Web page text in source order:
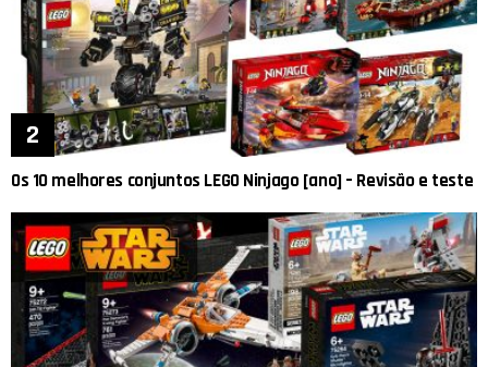
Os 10 melhores conjuntos LEGO Ninjago [ano] – Revisão e teste